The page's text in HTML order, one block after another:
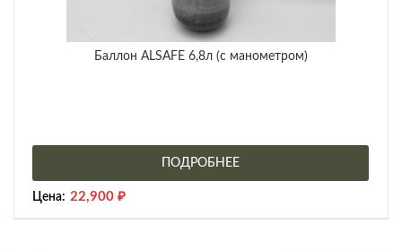
Баллон ALSAFE 6,8л (с манометром)
ПОДРОБНЕЕ
Цена: 22,900 ₽